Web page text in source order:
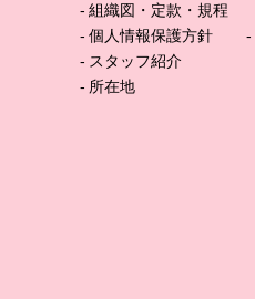
組織図・定款・規程
個人情報保護方針
スタッフ紹介
所在地